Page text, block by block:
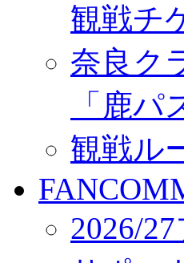
観戦チ
奈良ク
「鹿パ
観戦ル
2026/